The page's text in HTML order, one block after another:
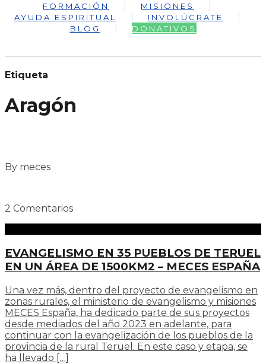
FORMACIÓN
MISIONES
AYUDA ESPIRITUAL
INVOLÚCRATE
BLOG
DONATIVOS
Etiqueta
Aragón
By meces
2 Comentarios
EVANGELISMO EN 35 PUEBLOS DE TERUEL
EN UN ÁREA DE 1500KM2 – MECES ESPAÑA
Una vez más, dentro del proyecto de evangelismo en
zonas rurales, el ministerio de evangelismo y misiones
MECES España, ha dedicado parte de sus proyectos
desde mediados del año 2023 en adelante, para
continuar con la evangelización de los pueblos de la
provincia de la rural Teruel. En este caso y etapa, se
ha llevado […]